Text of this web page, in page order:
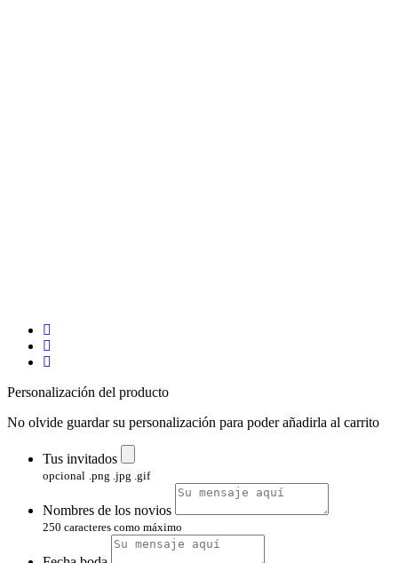
Personalización del producto
No olvide guardar su personalización para poder añadirla al carrito
Tus invitados
opcional .png .jpg .gif
Nombres de los novios
250 caracteres como máximo